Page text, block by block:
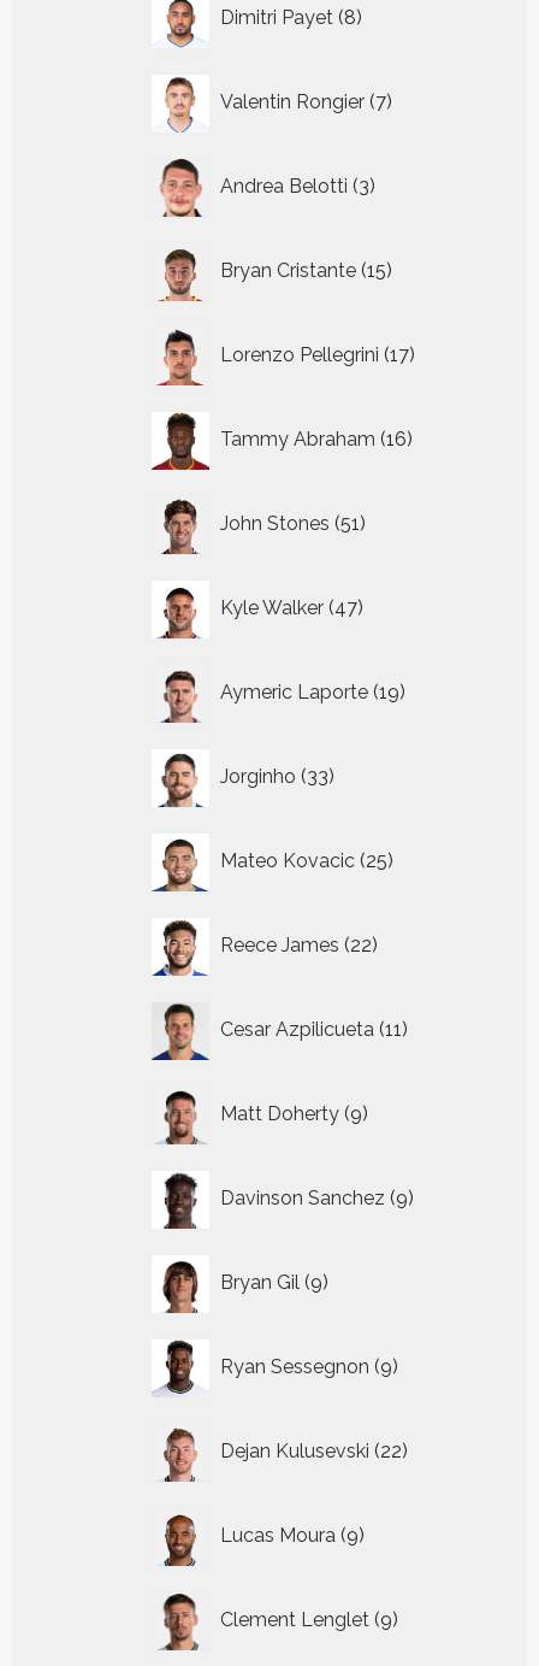
Dimitri Payet 8
producten
Valentin Rongier 7
producten
Andrea Belotti 3
producten
Bryan Cristante 15
producten
Lorenzo Pellegrini 17
producten
Tammy Abraham 16
producten
John Stones 51
producten
Kyle Walker 47
producten
Aymeric Laporte 19
producten
Jorginho 33
producten
Mateo Kovacic 25
producten
Reece James 22
producten
Cesar Azpilicueta 11
producten
Matt Doherty 9
producten
Davinson Sanchez 9
producten
Bryan Gil 9
producten
Ryan Sessegnon 9
producten
Dejan Kulusevski 22
producten
Lucas Moura 9
producten
Clement Lenglet 9
producten